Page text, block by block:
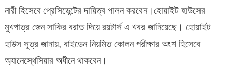
নারী হিসেবে প্রেসিডেন্টের দায়িত্ব পালন করবেন।হোয়াইট হাউসের
মুখপাত্র জেন সাকির বরাত দিয়ে রয়টার্স এ খবর জানিয়েছে। হোয়াইট
হাউস সূত্র জানায়, বাইডেন নিয়মিত কোলন পরীক্ষার অংশ হিসেবে
অ্যানেস্থেসিয়ার অধীনে থাকবেন।